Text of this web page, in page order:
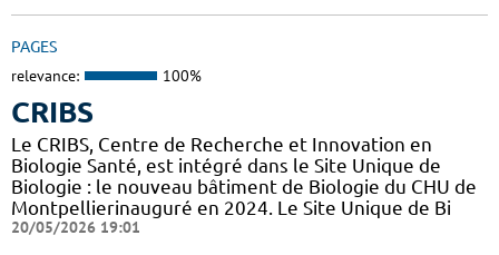
PAGES
relevance: 100%
CRIBS
Le CRIBS, Centre de Recherche et Innovation en
Biologie Santé, est intégré dans le Site Unique de
Biologie : le nouveau bâtiment de Biologie du CHU de
Montpellierinauguré en 2024. Le Site Unique de Bi
20/05/2026 19:01